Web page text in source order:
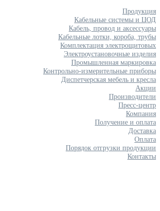
Продукция
Кабельные системы и ЦОД
Кабель, провод и аксессуары
Кабельные лотки, короба, трубы
Комплектация электрощитовых
Электроустановочные изделия
Промышленная маркировка
Контрольно-измерительные приборы
Диспетчерская мебель и кресла
Акции
Производители
Пресс-центр
Компания
Получение и оплата
Доставка
Оплата
Порядок отгрузки продукции
Контакты